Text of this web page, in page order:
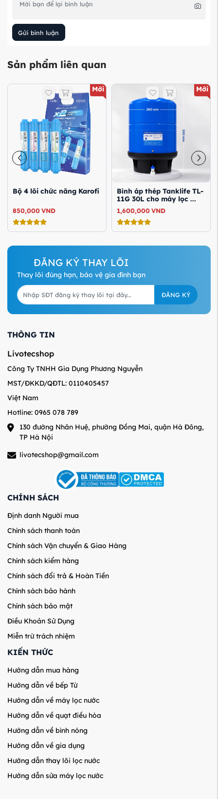
Gửi bình luận
Sản phẩm liên quan
Mới
Bộ 4 lõi chức năng Karofi
850,000VND
Mới
Bình áp thép Tanklife TL-
11G 30L cho máy lọc ...
1,600,000VND
ĐĂNG KÝ THAY LÕI
Thay lõi đúng hạn, bảo vệ gia đình bạn
ĐĂNG KÝ
THÔNG TIN
Livotecshop
Công Ty TNHH Gia Dụng Phương Nguyễn
MST/ĐKKD/QĐTL: 0110405457
Việt Nam
Hotline: 0965 078 789
130 đường Nhân Huệ, phường Đồng Mai, quận Hà Đông,
TP Hà Nội
livotecshop@gmail.com
CHÍNH SÁCH
Định danh Người mua
Chính sách thanh toán
Chính sách Vận chuyển & Giao Hàng
Chính sách kiểm hàng
Chính sách đổi trả & Hoàn Tiền
Chính sách bảo hành
Chính sách bảo mật
Điều Khoản Sử Dụng
Miễn trừ trách nhiệm
KIẾN THỨC
Hướng dẫn mua hàng
Hướng dẫn về bếp Từ
Hướng dẫn về máy lọc nước
Hướng dẫn về quạt điều hòa
Hướng dẫn về bình nóng
Hướng dẫn về gia dụng
Hướng dẫn thay lõi lọc nước
Hướng dẫn sửa máy lọc nước